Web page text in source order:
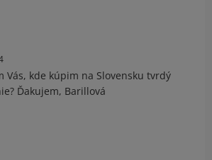
Vás, kde kúpim na Slovensku tvrdý
Ďakujem, Barillová